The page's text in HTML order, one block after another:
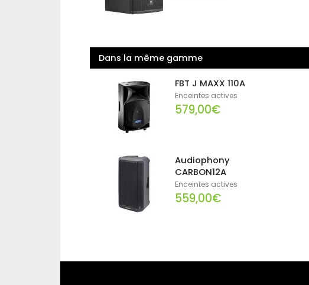
Dans la même gamme
FBT J MAXX 110A
Enceintes actives
579,00€
Audiophony
CARBON12A
Enceintes actives
559,00€